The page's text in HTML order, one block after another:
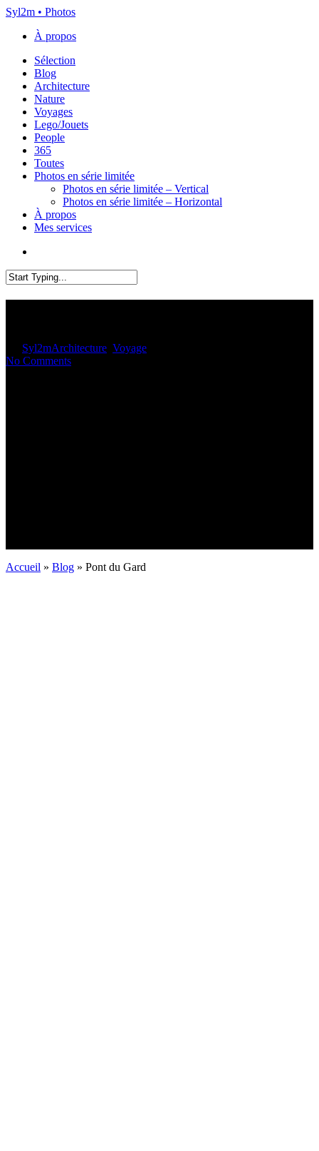
Skip
main
Syl2m • Photos
À propos
Menu
Sélection
Blog
Architecture
Nature
Voyages
Lego/Jouets
People
365
Toutes
Photos en série limitée
Photos en série limitée – Vertical
Photos en série limitée – Horizontal
À propos
Mes services
Search
Syl2mArchitecture Voyage
No Comments
Accueil » Blog » Pont du Gard